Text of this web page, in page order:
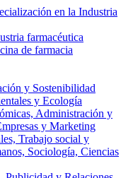
en la Industria
farmacéutica
de farmacia
y Sostenibilidad
y Ecología
Administración y
y Marketing
Trabajo social y
Sociología, Ciencias